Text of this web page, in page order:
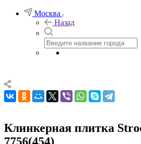
Москва
Назад
Клинкерная плитка